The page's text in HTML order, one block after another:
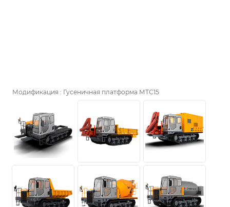
Модификация : Гусеничная платформа МТС15